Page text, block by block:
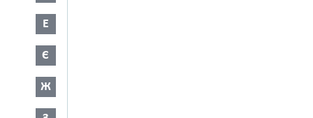
Е
Є
Ж